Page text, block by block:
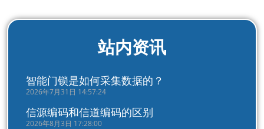
站内资讯
智能门锁是如何采集数据的？
2026年7月31日 14:57:24
信源编码和信道编码的区别
2026年8月3日 17:28:00